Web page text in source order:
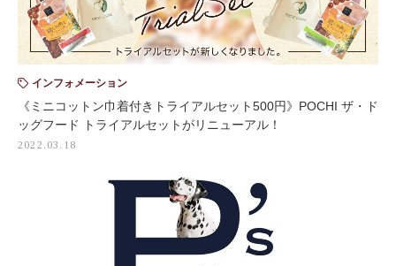
インフォメーション
《ミニコットン巾着付きトライアルセット500円》POCHI ザ・ド
ッグフード トライアルセットがリニューアル！
2022.03.18